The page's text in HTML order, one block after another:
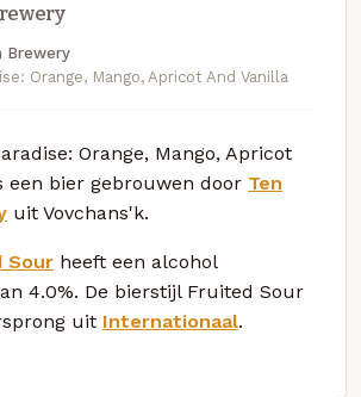
Brewery
Orange, Mango, Apricot And Vanilla
Orange, Mango, Apricot
een bier gebrouwen door Ten
uit Vovchans'k.
Sour heeft een alcohol
4.0%. De bierstijl Fruited Sour
uit Internationaal.